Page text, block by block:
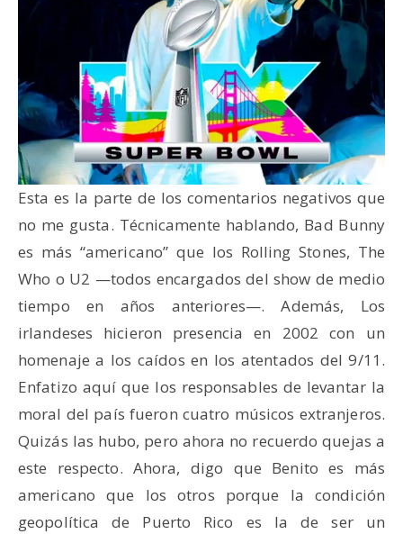
Esta es la parte de los comentarios negativos que
no me gusta. Técnicamente hablando, Bad Bunny
es más “americano” que los Rolling Stones, The
Who o U2 —todos encargados del show de medio
tiempo en años anteriores—. Además, Los
irlandeses hicieron presencia en 2002 con un
homenaje a los caídos en los atentados del 9/11.
Enfatizo aquí que los responsables de levantar la
moral del país fueron cuatro músicos extranjeros.
Quizás las hubo, pero ahora no recuerdo quejas a
este respecto. Ahora, digo que Benito es más
americano que los otros porque la condición
geopolítica de Puerto Rico es la de ser un